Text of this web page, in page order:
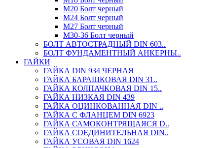
М20 Болт черный
М24 Болт черный
М27 Болт черный
М30-36 Болт черный
БОЛТ АВТОСТРАДНЫЙ DIN 603..
БОЛТ ФУНДАМЕНТНЫЙ АНКЕРНЫ..
ГАЙКИ
ГАЙКА DIN 934 ЧЕРНАЯ
ГАЙКА БАРАШКОВАЯ DIN 31..
ГАЙКА КОЛПАЧКОВАЯ DIN 15..
ГАЙКА НИЗКАЯ DIN 439
ГАЙКА ОЦИНКОВАННАЯ DIN ..
ГАЙКА С ФЛАНЦЕМ DIN 6923
ГАЙКА САМОКОНТРЯЩАЯСЯ D..
ГАЙКА СОЕДИНИТЕЛЬНАЯ DIN..
ГАЙКА УСОВАЯ DIN 1624